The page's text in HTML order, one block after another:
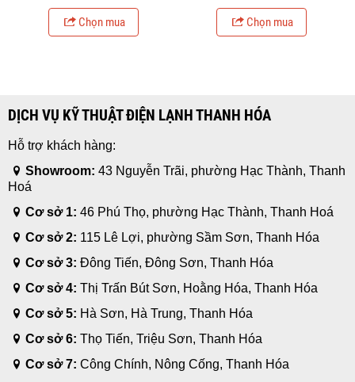
Chọn mua Chọn mua
DỊCH VỤ KỸ THUẬT ĐIỆN LẠNH THANH HÓA
Hỗ trợ khách hàng:
Showroom: 43 Nguyễn Trãi, phường Hạc Thành, Thanh
Hoá
Cơ sở 1: 46 Phú Thọ, phường Hạc Thành, Thanh Hoá
Cơ sở 2: 115 Lê Lợi, phường Sầm Sơn, Thanh Hóa
Cơ sở 3: Đông Tiến, Đông Sơn, Thanh Hóa
Cơ sở 4: Thị Trấn Bút Sơn, Hoằng Hóa, Thanh Hóa
Cơ sở 5: Hà Sơn, Hà Trung, Thanh Hóa
Cơ sở 6: Thọ Tiến, Triệu Sơn, Thanh Hóa
Cơ sở 7: Công Chính, Nông Cống, Thanh Hóa